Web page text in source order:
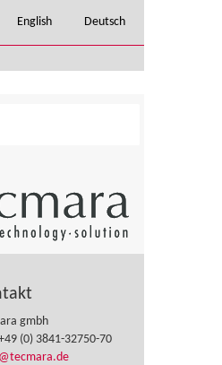
English Deutsch
gmbh
(0) 3841-32750-70